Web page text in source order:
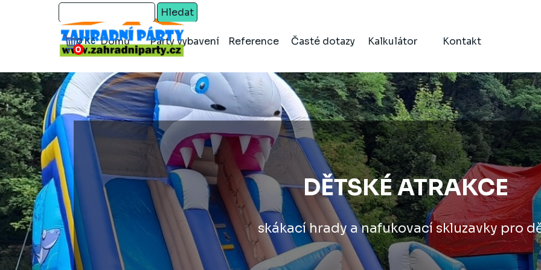
Hledat
Domů Párty vybavení Reference Časté dotazy Kalkulátor Kontakt
0 Kč
DĚTSKÉ ATRAKCE
skákací hrady a nafukovací skluzavky pro